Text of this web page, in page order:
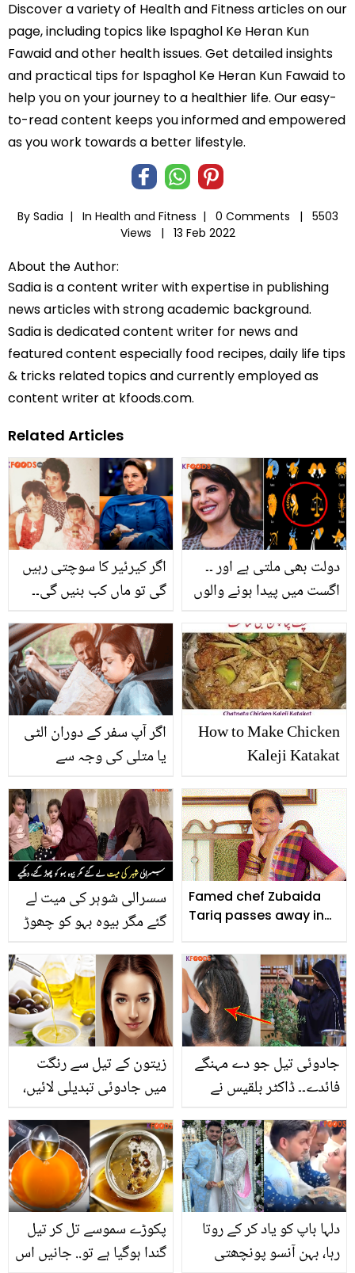
Discover a variety of Health and Fitness articles on our
page, including topics like Ispaghol Ke Heran Kun
Fawaid and other health issues. Get detailed insights
and practical tips for Ispaghol Ke Heran Kun Fawaid to
help you on your journey to a healthier life. Our easy-
to-read content keeps you informed and empowered
as you work towards a better lifestyle.
By Sadia | In Health and Fitness | 0 Comments |
5503
Views |
13 Feb 2022
About the Author:
Sadia is a content writer with expertise in publishing
news articles with strong academic background.
Sadia is dedicated content writer for news and
featured content especially food recipes, daily life tips
& tricks related topics and currently employed as
content writer at kfoods.com.
Related Articles
اگر کیرئیر کا سوچتی رہیں
گی تو ماں کب بنیں گی۔۔
اہم مشورہ
دولت بھی ملتی ہے اور ۔۔
اگست میں پیدا ہونے والوں
کو دوسروں سے منفرد کرتی
ہیں
اگر آپ سفر کے دوران الٹی
یا متلی کی وجہ سے
پانے کے لیے ان 5 تجاویز پر
عمل کریں
How to Make Chicken
Kaleji Katakat
سسرالی شوہر کی میت لے
گئے مگر بیوہ بہو کو چھوڑ
والی بدقسمت خاتون، جس
کے سسرالیوں نے بھی اسے
اور بچوں کو چھوڑ دیا،
دیکھیے
Famed chef Zubaida
Tariq passes away in
زیتون کے تیل سے رنگت
میں جادوئی تبدیلی لائیں،
اُڑ جائیں
جادوئی تیل جو دے مہنگے
فائدے۔۔ ڈاکٹر بلقیس نے
گنج پن کو دور کرکے آپ کے
بالوں کو لمبا کرنے میں مدد
کرے
پکوڑے سموسے تل کر تیل
گندا ہوگیا ہے تو.. جانیں اس
دلہا باپ کو یاد کر کے روتا
رہا، بہن آنسو پونچھتی